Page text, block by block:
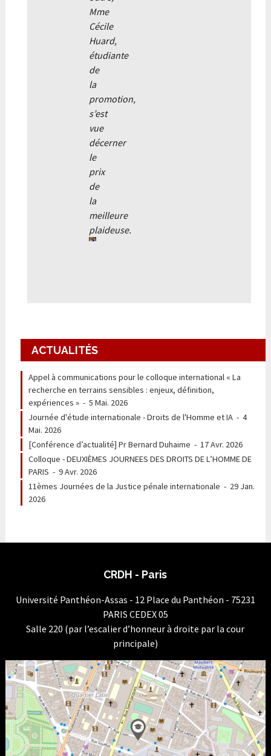
Mme
Cécile
Huard,
étudiante
de
la
promotion,
s’est
vue
décerner
le
prix
de
la
meilleure
plaideuse.
ACTUALITÉS
Appel à communications pour le colloque international « La
recherche en terrains sensibles : enjeux, définition,
expériences »- 5 Mai. 2026
Journée d'étude internationale - Droits de l'Homme et IA- 4
Mai. 2026
[Conférence d’actualité] Pr Bernard Duhaime - 17 Avr. 2026
Colloque - DEUXIÈMES JOURNEES DES DROITS DE L’HOMME DE
PARIS - 9 Avr. 2026
11èmes Journées de la Justice pénale internationale - 29 Jan.
2026
CRDH - Paris
Université Panthéon-Assas - 12 Place du Panthéon - 75231
PARIS CEDEX 05
Salle 220 (par l’escalier d’honneur à droite par la cour
principale)